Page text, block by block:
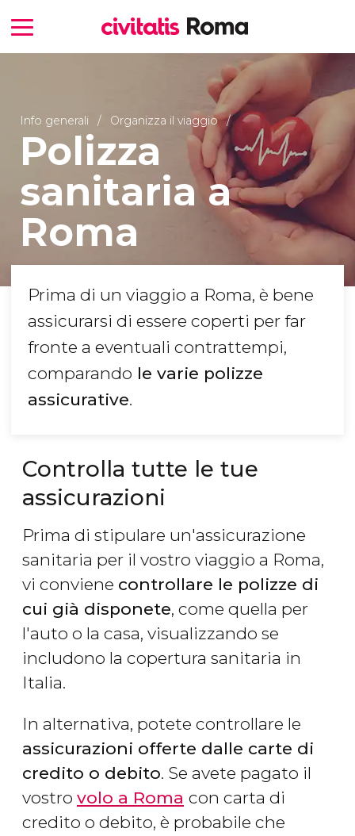
Info generali Organizza il viaggio
Polizza
sanitaria a
Roma
Prima di un viaggio a Roma, è bene
assicurarsi di essere coperti per far
fronte a eventuali contrattempi,
comparando le varie polizze
assicurative.
Controlla tutte le tue
assicurazioni
Prima di stipulare un'assicurazione
sanitaria per il vostro viaggio a Roma,
vi conviene controllare le polizze di
cui già disponete, come quella per
l'auto o la casa, visualizzando se
includono la copertura sanitaria in
Italia.
In alternativa, potete controllare le
assicurazioni offerte dalle carte di
credito o debito. Se avete pagato il
vostro volo a Roma con carta di
credito o debito, è probabile che